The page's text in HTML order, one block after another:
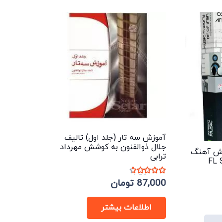
آهنگ
آموزش سه تار (جلد اول) تالیف
جلال ذوالفنون به کوشش مهرداد
ترابی
نمره4.50از 5 87,000 تومان
اطلاعات بیشتر